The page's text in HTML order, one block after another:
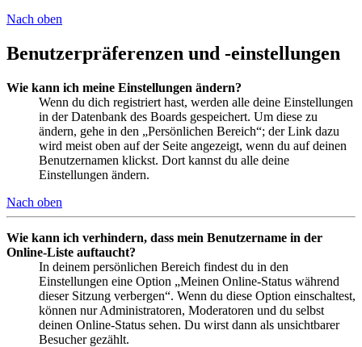
Nach oben
Benutzerpräferenzen und -einstellungen
Wie kann ich meine Einstellungen ändern?
Wenn du dich registriert hast, werden alle deine Einstellungen
in der Datenbank des Boards gespeichert. Um diese zu
ändern, gehe in den „Persönlichen Bereich“; der Link dazu
wird meist oben auf der Seite angezeigt, wenn du auf deinen
Benutzernamen klickst. Dort kannst du alle deine
Einstellungen ändern.
Nach oben
Wie kann ich verhindern, dass mein Benutzername in der
Online-Liste auftaucht?
In deinem persönlichen Bereich findest du in den
Einstellungen eine Option „Meinen Online-Status während
dieser Sitzung verbergen“. Wenn du diese Option einschaltest,
können nur Administratoren, Moderatoren und du selbst
deinen Online-Status sehen. Du wirst dann als unsichtbarer
Besucher gezählt.